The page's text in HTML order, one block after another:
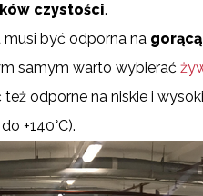
czystości.
musi być odporna na
samym warto wybierać
odporne na niskie i
+140°C).